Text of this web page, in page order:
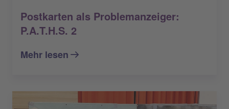
Postkarten als Problemanzeiger:
P.A.T.H.S. 2
Mehr lesen